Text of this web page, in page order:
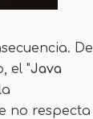
De
el "Java
no respecta